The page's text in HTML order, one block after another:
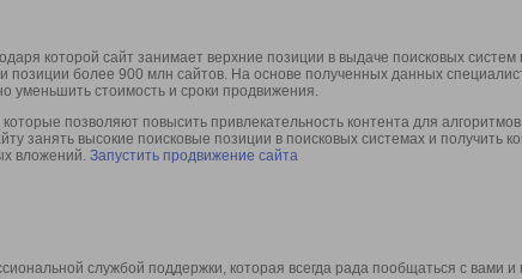
которой сайт занимает верхние позиции в выдаче поисковых
более 900 млн сайтов. На основе полученных данных
уменьшить стоимость и сроки продвижения.
позволяют повысить привлекательность контента для
занять высокие поисковые позиции в поисковых системах и получить
вложений. Запустить продвижение сайта
службой поддержки, которая всегда рада пообщаться с вами